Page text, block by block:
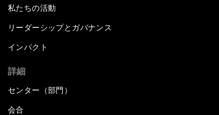
私たちの活動
リーダーシップとガバナンス
インパクト
詳細
センター（部門）
会合